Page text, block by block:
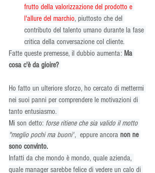
frutto della valorizzazione del prodotto e
l'allure del marchio, piuttosto che del
contributo del talento umano durante la fase
critica della conversazione col cliente.
Fatte queste premesse, il dubbio aumenta: Ma
cosa c'è da gioire?
Ho fatto un ulteriore sforzo, ho cercato di mettermi
nei suoi panni per comprendere le motivazioni di
tanto entusiasmo.
Mi son detto: forse ritiene che sia valido il motto
"meglio pochi ma buoni",  eppure ancora non ne
sono convinto.
Infatti da che mondo è mondo, quale azienda,
quale manager sarebbe felice di vedere un calo di